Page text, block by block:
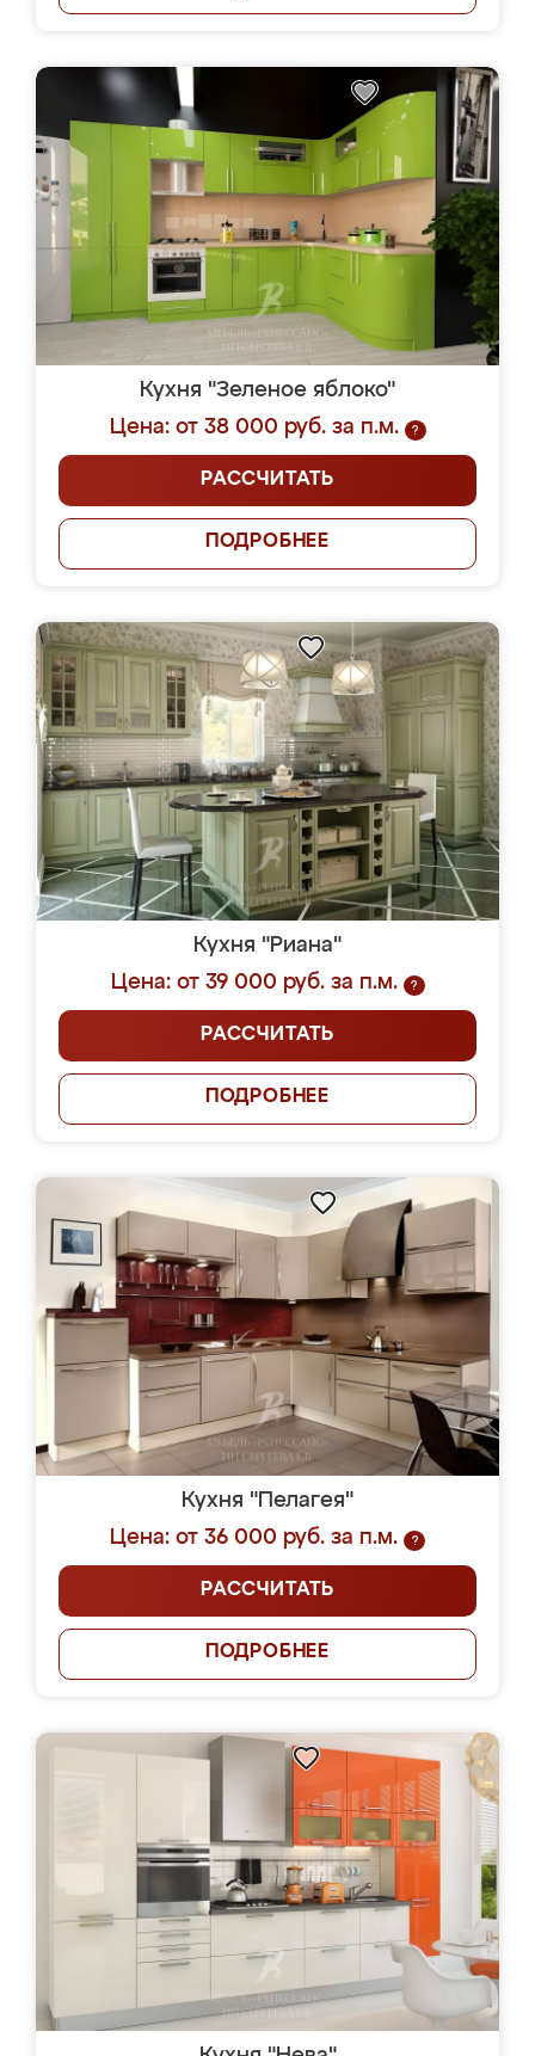
Кухня "Зеленое яблоко"
Цена: от 38 000 руб. за п.м.
?
РАССЧИТАТЬ
ПОДРОБНЕЕ
Кухня "Риана"
Цена: от 39 000 руб. за п.м.
?
РАССЧИТАТЬ
ПОДРОБНЕЕ
Кухня "Пелагея"
Цена: от 36 000 руб. за п.м.
?
РАССЧИТАТЬ
ПОДРОБНЕЕ